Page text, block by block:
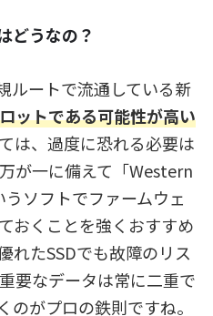
どうなの？
ルートで流通している新
ットである可能性が高い
は、過度に恐れる必要は
が一に備えて「Western
ソフトでファームウェ
おくことを強くおすすめ
れたSSDでも故障のリス
要なデータは常に二重で
のがプロの鉄則ですね。